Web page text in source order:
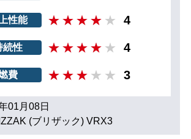
性能 4
続性 4
費 3
01月08日
(ブリザック) VRX3